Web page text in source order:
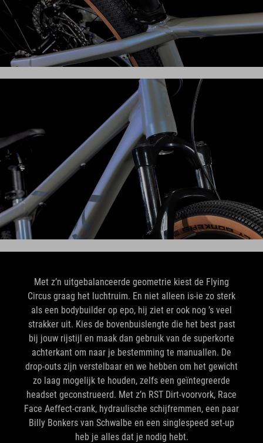
Met z’n uitgebalanceerde geometrie kiest de Flying
Circus graag het luchtruim. En niet alleen is-ie zo sterk
als een bodybuilder op epo, hij ziet er ook nog ’s veel
strakker uit. Kies de bovenbuislengte die het best past
bij jouw rijstijl en maak dan gebruik van de superkorte
achterkant om naar je bestemming te manuallen. De
drop-outs zijn verstelbaar en we hebben om het gewicht
zo laag mogelijk te houden, zelfs een geïntegreerde
headset geconstrueerd. Met z’n RST Dirt-voorvork, Race
Face Aeffect-crank, hydraulische schijfremmen, een paar
Billy Bonkers van Schwalbe en een singlespeed set-up
heb je alles dat je nodig hebt.